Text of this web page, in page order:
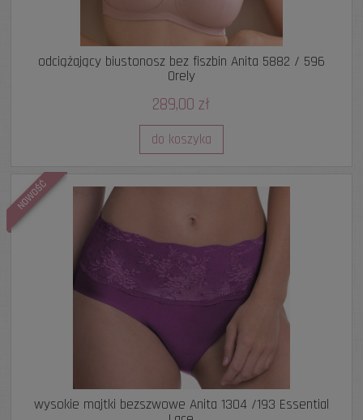
odciążający biustonosz bez fiszbin Anita 5882 / 596
Orely
289,00 zł
do koszyka
wysokie majtki bezszwowe Anita 1304 /193 Essential
NOWOŚĆ